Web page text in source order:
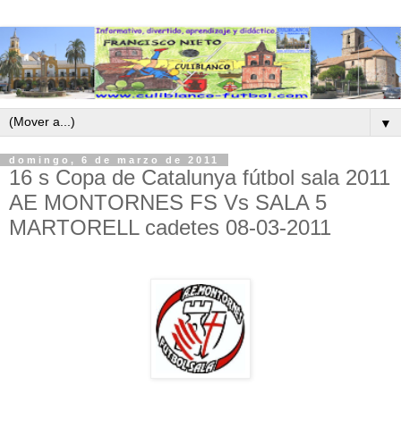
▼
domingo, 6 de marzo de 2011
16 s Copa de Catalunya fútbol sala 2011
AE MONTORNES FS Vs SALA 5
MARTORELL cadetes 08-03-2011